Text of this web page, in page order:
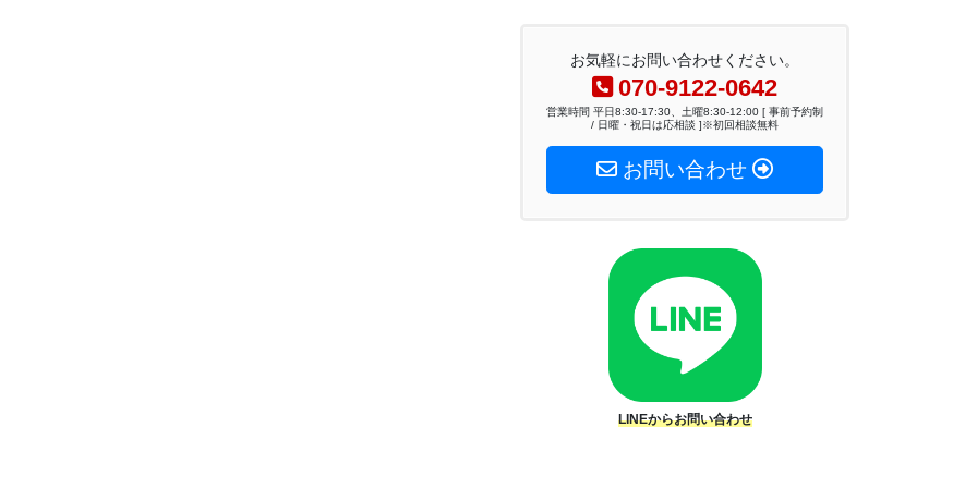
お気軽にお問い合わせください。
070-9122-0642
営業時間 平日8:30-17:30、土曜8:30-12:00 [ 事前予約制
/ 日曜・祝日は応相談 ]※初回相談無料
お問い合わせ
LINEからお問い合わせ